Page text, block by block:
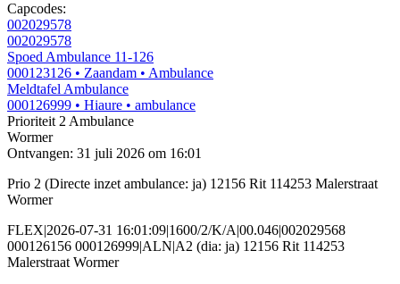
Capcodes:
002029578
002029578
Spoed Ambulance 11-126
000123126 • Zaandam • Ambulance
Meldtafel Ambulance
000126999 • Hiaure • ambulance
Prioriteit 2Ambulance
Wormer
Ontvangen: 31 juli 2026 om 16:01
Prio 2 (Directe inzet ambulance: ja) 12156 Rit 114253 Malerstraat
Wormer
FLEX|2026-07-31 16:01:09|1600/2/K/A|00.046|002029568
000126156 000126999|ALN|A2 (dia: ja) 12156 Rit 114253
Malerstraat Wormer